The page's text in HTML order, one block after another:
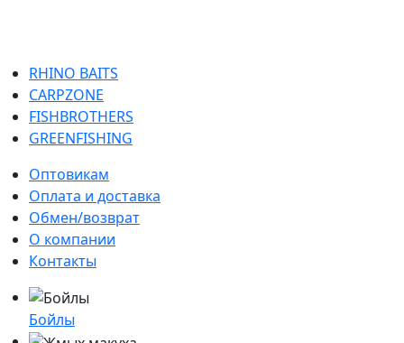
RHINO BAITS
CARPZONE
FISHBROTHERS
GREENFISHING
Оптовикам
Оплата и доставка
Обмен/возврат
О компании
Контакты
Бойлы